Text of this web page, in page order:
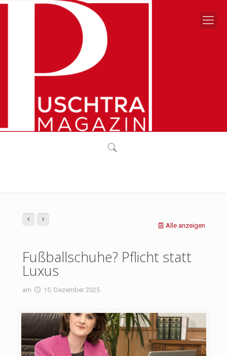
Alle anzeigen
Fußballschuhe? Pflicht statt
Luxus
am 15. Dezember 2025